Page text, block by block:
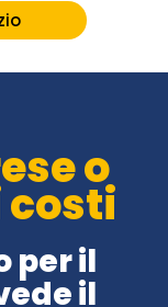
o
costi
per il
il